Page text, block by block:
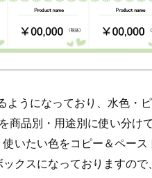
ようになっており、水色・
商品別・用途別に使い分け
いたい色をコピー＆ペー
クスになっておりますので